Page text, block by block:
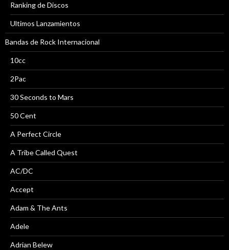
Ranking de Discos
Ultimos Lanzamientos
Bandas de Rock Internacional
10cc
2Pac
30 Seconds to Mars
50 Cent
A Perfect Circle
A Tribe Called Quest
AC/DC
Accept
Adam & The Ants
Adele
Adrian Belew